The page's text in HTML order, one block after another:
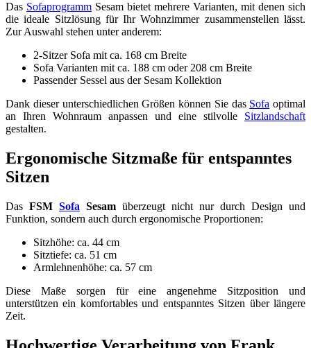
Das Sofaprogramm Sesam bietet mehrere Varianten, mit denen sich
die ideale Sitzlösung für Ihr Wohnzimmer zusammenstellen lässt.
Zur Auswahl stehen unter anderem:
2-Sitzer Sofa mit ca. 168 cm Breite
Sofa Varianten mit ca. 188 cm oder 208 cm Breite
Passender Sessel aus der Sesam Kollektion
Dank dieser unterschiedlichen Größen können Sie das Sofa optimal
an Ihren Wohnraum anpassen und eine stilvolle Sitzlandschaft
gestalten.
Ergonomische Sitzmaße für entspanntes
Sitzen
Das FSM Sofa Sesam überzeugt nicht nur durch Design und
Funktion, sondern auch durch ergonomische Proportionen:
Sitzhöhe: ca. 44 cm
Sitztiefe: ca. 51 cm
Armlehnenhöhe: ca. 57 cm
Diese Maße sorgen für eine angenehme Sitzposition und
unterstützen ein komfortables und entspanntes Sitzen über längere
Zeit.